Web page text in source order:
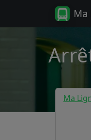
Ma
Ma